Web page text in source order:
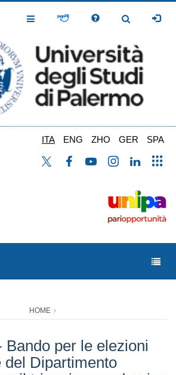
Toggle
Toggle
ITA ENG ZHO GER SPA
HOME
Bando per le elezioni
del Dipartimento